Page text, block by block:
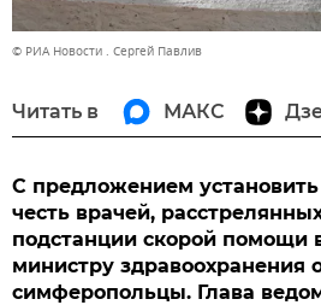
© РИА Новости . Сергей Павлив
Читать в МАКС
С предложением
честь врачей,
подстанции скорой помощи
министру здравоохранения
симферопольцы. Глава